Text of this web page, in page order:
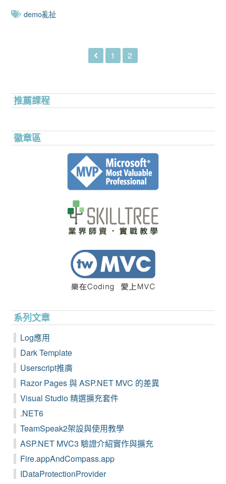
demo亂扯
1 2
推薦課程
徽章區
系列文章
Log應用
Dark Template
Userscript推廣
Razor Pages 與 ASP.NET MVC 的差異
Visual Studio 精選擴充套件
.NET6
TeamSpeak2架設與使用教學
ASP.NET MVC3 驗證介紹實作與擴充
Fire.appAndCompass.app
IDataProtectionProvider